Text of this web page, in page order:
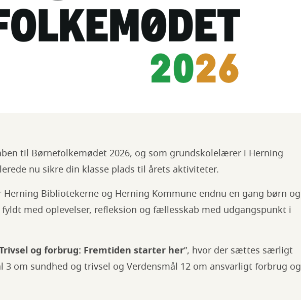
til Børnefolkemødet 2026, og som grundskolelærer i Herning
nu sikre din klasse plads til årets aktiviteter.
Bibliotekerne og Herning Kommune endnu en gang børn og
med oplevelser, refleksion og fællesskab med udgangspunkt i
og forbrug: Fremtiden starter her”, hvor der sættes særligt
3 om sundhed og trivsel og Verdensmål 12 om ansvarligt forbrug og